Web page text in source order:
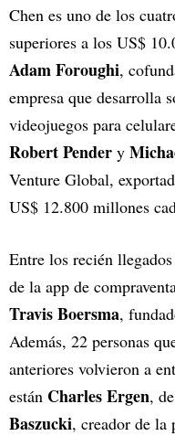
Chen es uno de los
superiores a los US$
Adam Foroughi,
empresa que desarrolla
videojuegos para
Robert Pender y
Venture Global,
US$ 12.800 millones
Entre los recién
de la app de
Travis Boersma,
Además, 22 personas
anteriores volvieron a
están Charles Ergen,
Baszucki, creador de la